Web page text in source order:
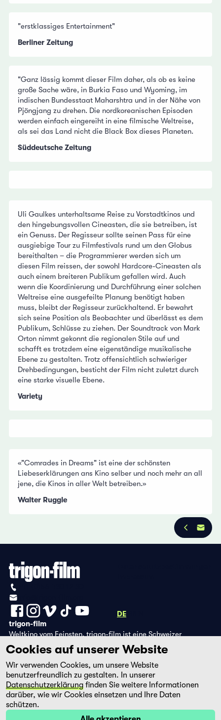
"erstklassiges Entertainment"
Berliner Zeitung
"Ganz lässig kommt dieser Film daher, als ob es keine
große Sache wäre, in Burkia Faso und Wyoming, im
indischen Bundesstaat Maharshtra und in der Nähe von
Pjöngjang zu drehen. Die nordkoreanischen Episoden
werden einfach eingereiht in eine filmische Weltreise,
als sei das Land nicht die Black Box dieses Planeten.
Süddeutsche Zeitung
Uli Gaulkes unterhaltsame Reise zu Vorstadtkinos und
den hingebungsvollen Cineasten, die sie betreiben, ist
ein Genuss. Der Regisseur sollte seinen Pass für eine
ausgiebige Tour zu Filmfestivals rund um den Globus
bereithalten – die Programmierer werden sich um
diesen Film reissen, der sowohl Hardcore-Cineasten als
auch einem breiteren Publikum gefallen wird. Auch
wenn die Koordinierung und Durchführung einer solchen
Weltreise eine ausgefeilte Planung benötigt haben
muss, bleibt der Regisseur zurückhaltend. Er bewahrt
sich seine Position als Beobachter und überlässt es dem
Publikum, Schlüsse zu ziehen. Der Soundtrack von Mark
Orton nimmt gekonnt die regionalen Stile auf und
schafft es trotzdem eine eigenständige musikalische
Ebene zu gestalten. Trotz offensichtlich schwieriger
Drehbedingungen, besticht der Film nicht zuletzt durch
eine starke visuelle Ebene.
Variety
«"Comrades in Dreams" ist eine der schönsten
Liebeserklärungen ans Kino selber und noch mehr an all
jene, die Kinos in aller Welt betreiben.»
Walter Ruggle
DE
trigon-film
Weltkino vom Feinsten. trigon-film ist eine Schweizer
Filmstiftung, die seit 1988 sorgfältig ausgewählte Filme aus
Lateinamerika, Asien, Afrika und dem östlichen Europa im
Kino herausbringt und eine eigene DVD-Edition sowie die
Streaming-Plattform filmingo betreibt.
Cookies auf unserer Website
Wir verwenden Cookies, um unsere Website
benutzerfreundlich zu gestalten. In unserer
Datenschutzerklärung finden Sie weitere Informationen
darüber, wie wir Cookies einsetzen und Ihre Daten
schützen.